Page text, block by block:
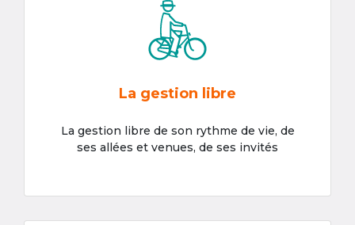
La gestion libre
La gestion libre de son rythme de vie, de
ses allées et venues, de ses invités